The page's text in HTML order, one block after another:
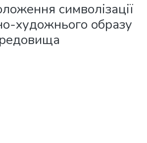
символізації
художнього образу